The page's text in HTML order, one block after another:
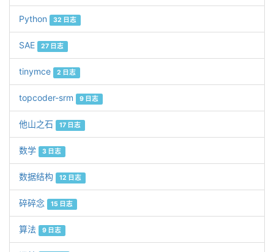
Python 32 日志
SAE 27 日志
tinymce 2 日志
topcoder-srm 9 日志
他山之石 17 日志
数学 3 日志
数据结构 12 日志
碎碎念 15 日志
算法 9 日志